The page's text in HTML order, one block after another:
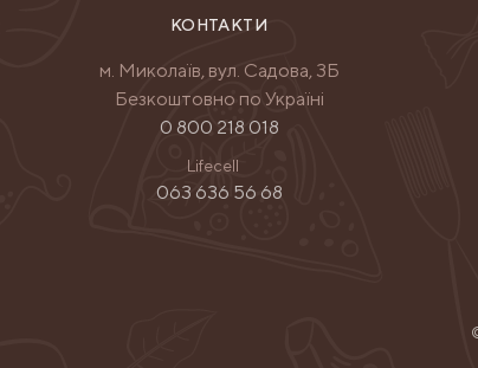
КОНТАКТИ
м. Миколаїв, вул. Садова, 3Б
Безкоштовно по Україні
0 800 218 018
Lifecell
063 636 56 68